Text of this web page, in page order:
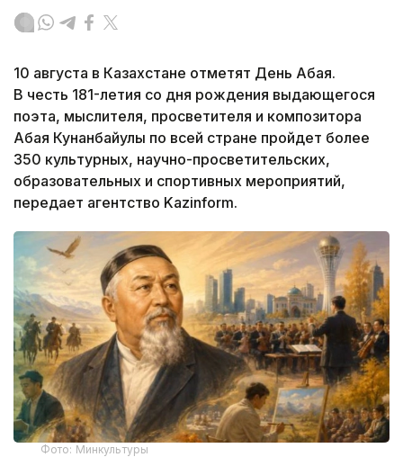
10 августа в Казахстане отметят День Абая.
В честь 181-летия со дня рождения выдающегося
поэта, мыслителя, просветителя и композитора
Абая Кунанбайулы по всей стране пройдет более
350 культурных, научно-просветительских,
образовательных и спортивных мероприятий,
передает агентство Kazinform.
Фото: Минкультуры